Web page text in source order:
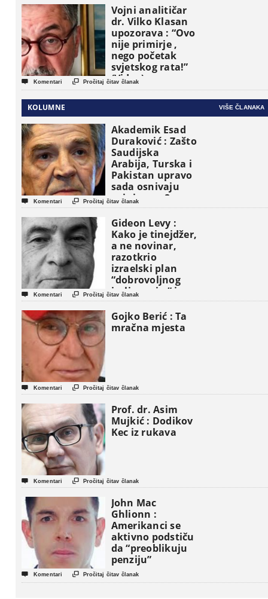
Vojni analitičar
dr. Vilko Klasan
upozorava : “Ovo
nije primirje ,
nego početak
svjetskog rata!”
(Video)
 Komentari  Pročitaj čitav članak
KOLUMNE VIŠE ČLANAKA
Akademik Esad
Duraković : Zašto
Saudijska
Arabija, Turska i
Pakistan upravo
sada osnivaju
vojni savez?
 Komentari  Pročitaj čitav članak
Gideon Levy :
Kako je tinejdžer,
a ne novinar,
razotkrio
izraelski plan
“dobrovoljnog
iseljavanja ” iz
Gaze
 Komentari  Pročitaj čitav članak
Gojko Berić : Ta
mračna mjesta
 Komentari  Pročitaj čitav članak
Prof. dr. Asim
Mujkić : Dodikov
Kec iz rukava
 Komentari  Pročitaj čitav članak
John Mac
Ghlionn :
Amerikanci se
aktivno podstiču
da “preoblikuju
penziju”
 Komentari  Pročitaj čitav članak